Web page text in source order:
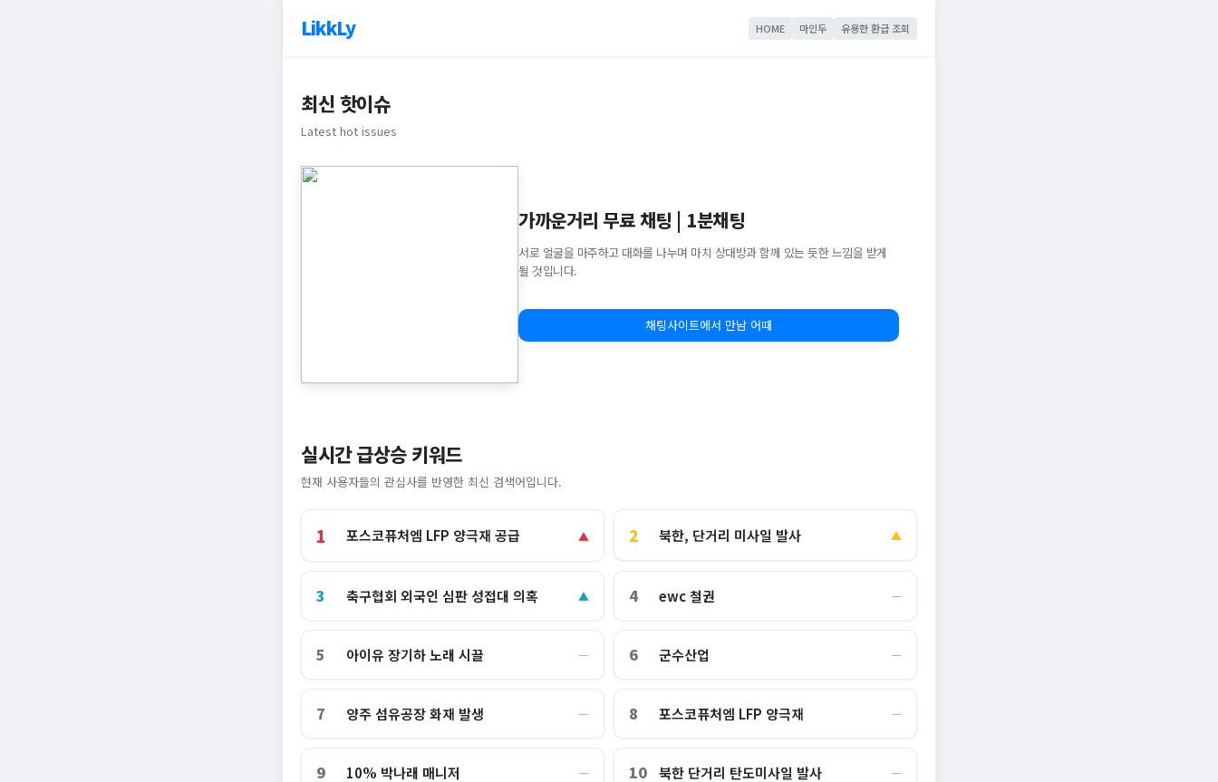
LikkLy HOME 마인두 유용한 환급 조회
최신 핫이슈
Latest hot issues
가까운거리 무료 채팅 | 1분채팅
서로 얼굴을 마주하고 대화를 나누며 마치 상대방과 함께 있는 듯한 느낌을 받게
될 것입니다.
채팅사이트에서 만남 어때
실시간 급상승 키워드
현재 사용자들의 관심사를 반영한 최신 검색어입니다.
1 포스코퓨처엠 LFP 양극재 공급 ▲ 2 북한, 단거리 미사일 발사 ▲
3 축구협회 외국인 심판 성접대 의혹 ▲ 4 ewc 철권 ―
5 아이유 장기하 노래 시끌 ― 6 군수산업 ―
7 양주 섬유공장 화재 발생 ― 8 포스코퓨처엠 LFP 양극재 ―
9 10% 박나래 매니저 ― 10 북한 단거리 탄도미사일 발사 ―